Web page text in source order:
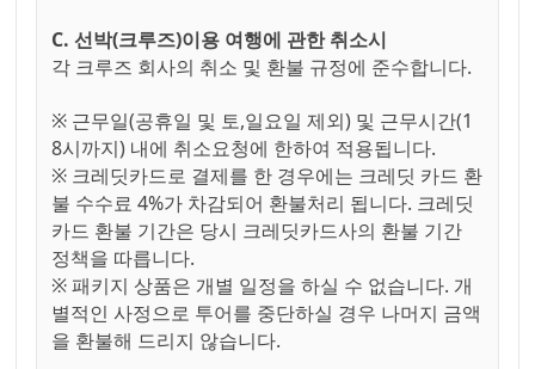
C. 선박(크루즈)이용 여행에 관한 취소시
각 크루즈 회사의 취소 및 환불 규정에 준수합니다.
※ 근무일(공휴일 및 토,일요일 제외) 및 근무시간(1
8시까지) 내에 취소요청에 한하여 적용됩니다.
※ 크레딧카드로 결제를 한 경우에는 크레딧 카드 환
불 수수료 4%가 차감되어 환불처리 됩니다. 크레딧
카드 환불 기간은 당시 크레딧카드사의 환불 기간
정책을 따릅니다.
※ 패키지 상품은 개별 일정을 하실 수 없습니다. 개
별적인 사정으로 투어를 중단하실 경우 나머지 금액
을 환불해 드리지 않습니다.